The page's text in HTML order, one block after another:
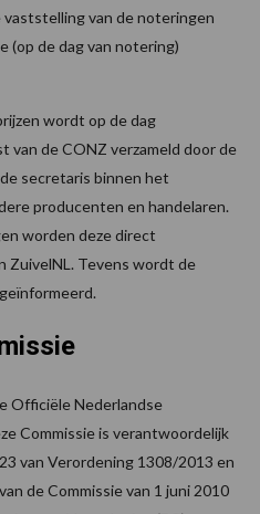
vaststelling van de noteringen
(op de dag van notering)
wordt op de dag
van de CONZ verzameld door de
secretaris binnen het
producenten en handelaren.
worden deze direct
ZuivelNL. Tevens wordt de
Officiële Nederlandse
Commissie is verantwoordelijk
van Verordening 1308/2013 en
de Commissie van 1 juni 2010